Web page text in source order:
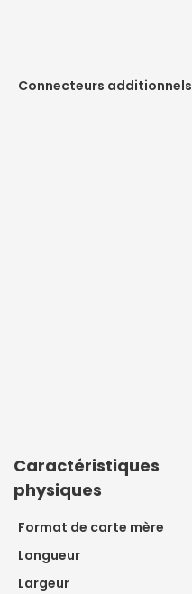
Connecteurs additionnels
Caractéristiques
physiques
Format de carte mère
Longueur
Largeur